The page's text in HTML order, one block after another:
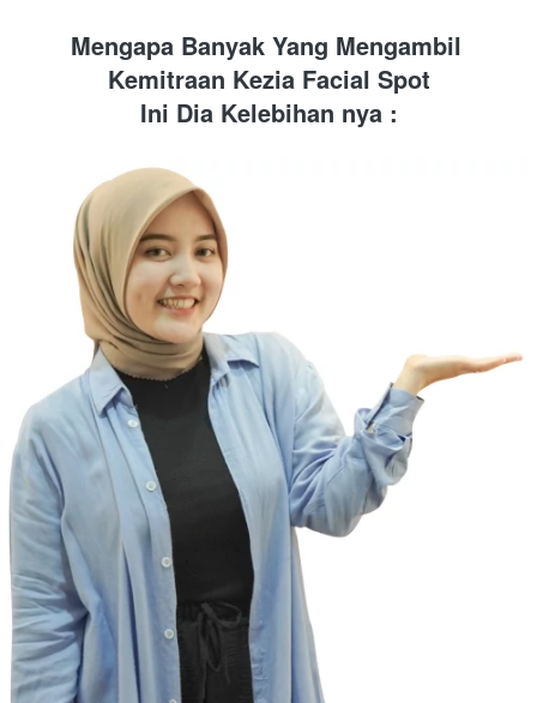
Mengapa Banyak Yang Mengambil
Kemitraan Kezia Facial Spot
Ini Dia Kelebihan nya :